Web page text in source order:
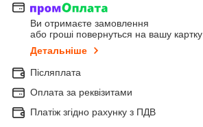
Ви отримаєте замовлення
або гроші повернуться на вашу картку
Детальніше
Післяплата
Оплата за реквізитами
Платіж згідно рахунку з ПДВ